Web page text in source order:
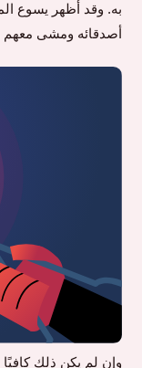
به. وقد أظهر يسوع
أصدقائه ومشى معهم
وإن لم يكن ذلك كافيًا